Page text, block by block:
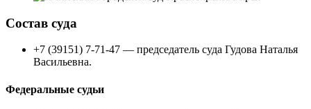
Состав суда
+7 (39151) 7-71-47 — председатель суда Гудова Наталья
Васильевна.
Федеральные судьи